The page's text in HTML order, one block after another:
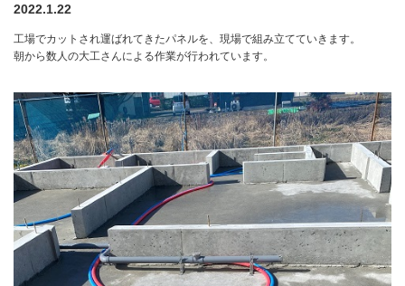
2022.1.22
工場でカットされ運ばれてきたパネルを、現場で組み立てていきます。
朝から数人の大工さんによる作業が行われています。